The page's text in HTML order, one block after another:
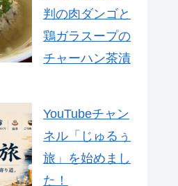
判の肉ダンゴと
鶏ガラスープの
チャーハン茶漬
YouTubeチャン
ネル「じゅるぅ
旅」を始めまし
た！